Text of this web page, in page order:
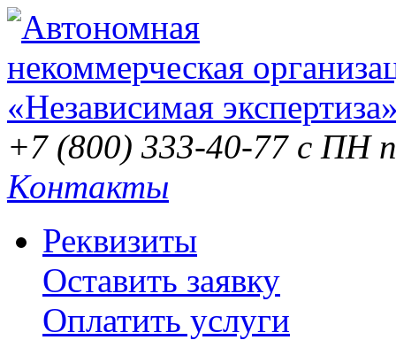
+7 (800) 333-40-77 с ПН
Контакты
Реквизиты
Оставить заявку
Оплатить услуги